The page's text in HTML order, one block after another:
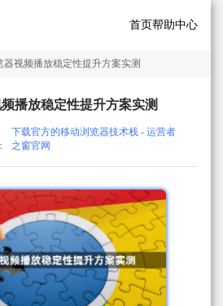
首页帮助中心
器视频播放稳定性提升方案实测
播放稳定性提升方案实测
下载官方的移动浏览器技术栈 - 运营者
之窗官网